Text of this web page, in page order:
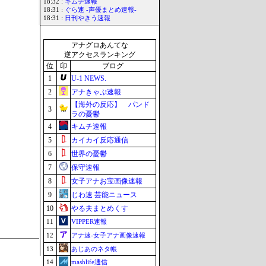
18:32 : キムチ速報
18:31 : ぐら速 -声優まとめ速報-
18:31 : 日刊やきう速報
アナグロあんてな
逆アクセスランキング
位
印
ブログ
1
U-1 NEWS.
2
アナきゃぷ速報
3
【海外の反応】 パンド
ラの憂鬱
4
キムチ速報
5
カイカイ反応通信
6
世界の憂鬱
7
保守速報
8
女子アナお宝画像速報
9
じわ速 芸能ニュース
10
やる夫まとめくす
11
VIPPER速報
12
アナ速‐女子アナ画像速報
13
あじあのネタ帳
14
mashlife通信